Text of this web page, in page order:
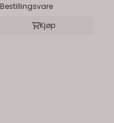
Bestillingsvare
Kjøp